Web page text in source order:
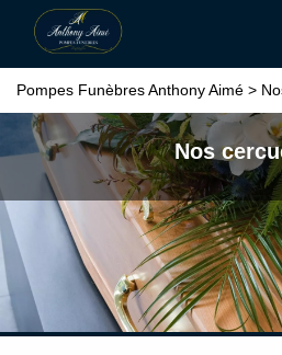
Pompes Funèbres Anthony Aimé >
Nos